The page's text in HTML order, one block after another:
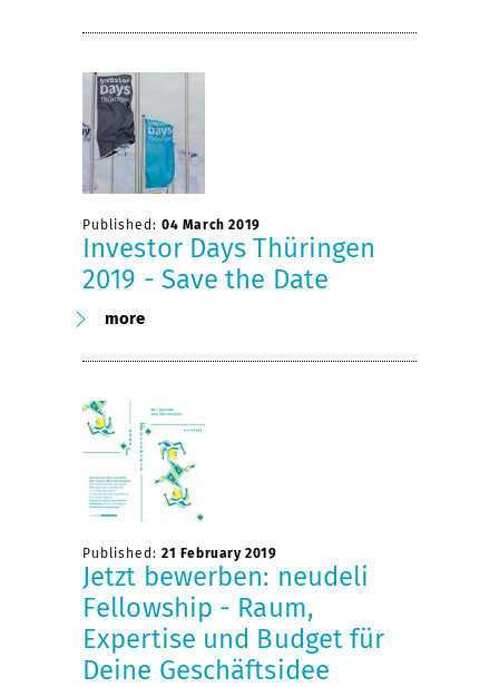
Published: 04 March 2019
Investor Days Thüringen
2019 - Save the Date
more
Published: 21 February 2019
Jetzt bewerben: neudeli
Fellowship - Raum,
Expertise und Budget für
Deine Geschäftsidee